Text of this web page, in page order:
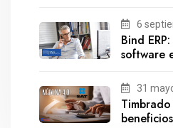
6
Bind
software
31